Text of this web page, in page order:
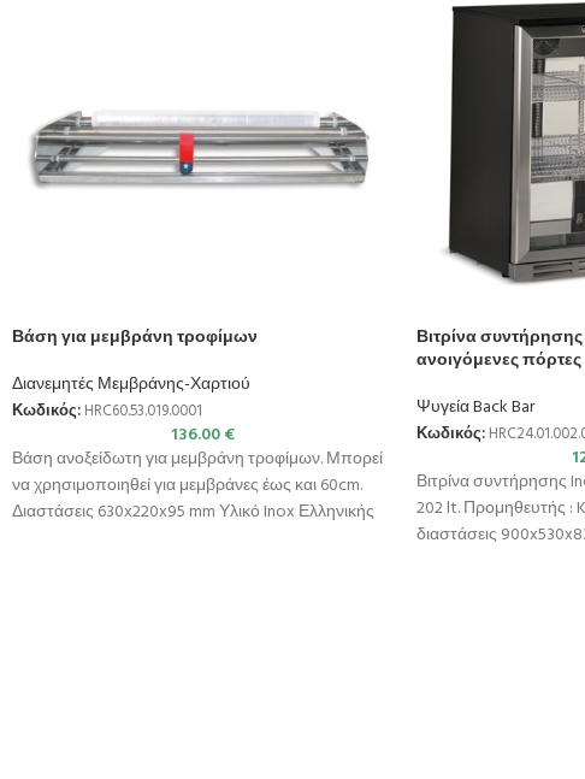
Βάση για μεμβράνη τροφίμων
Διανεμητές Μεμβράνης-Χαρτιού
Κωδικός: HRC60.53.019.0001
136.00€
Βάση ανοξείδωτη για μεμβράνη τροφίμων. Μπορεί
να χρησιμοποιηθεί για μεμβράνες έως και 60cm.
Διαστάσεις 630x220x95 mm Υλικό Inox Ελληνικής
Βιτρίνα
ανοιγόμενες πόρτες
Ψυγεία Back Bar
Κωδικός:
Βιτρίνα συντήρησης
202 lt. Προμηθευτής :
διαστάσεις